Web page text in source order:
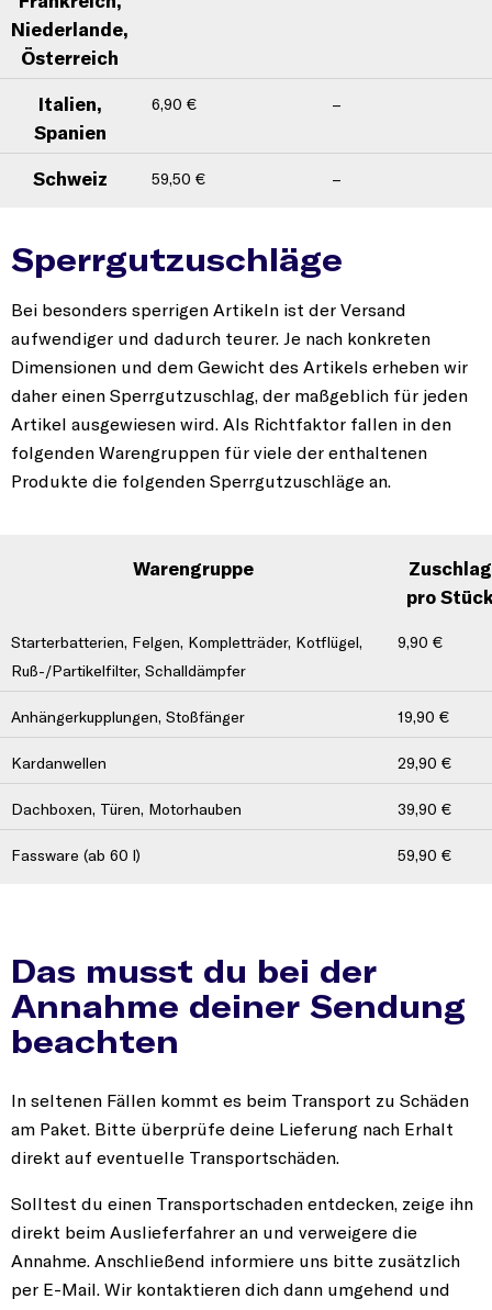
Niederlande,
Österreich
Italien,
Spanien
6,90 € –
Schweiz 59,50 € –
Sperrgutzuschläge
Bei besonders sperrigen Artikeln ist der Versand
aufwendiger und dadurch teurer. Je nach konkreten
Dimensionen und dem Gewicht des Artikels erheben wir
daher einen Sperrgutzuschlag, der maßgeblich für jeden
Artikel ausgewiesen wird. Als Richtfaktor fallen in den
folgenden Warengruppen für viele der enthaltenen
Produkte die folgenden Sperrgutzuschläge an.
nach
Warengruppe
Zuschlag
pro
Starterbatterien, Felgen, Kompletträder, Kotflügel,
Ruß-/Partikelfilter, Schalldämpfer
9,90 €
Anhängerkupplungen, Stoßfänger 19,90 €
Kardanwellen 29,90 €
Dachboxen, Türen, Motorhauben 39,90 €
Fassware (ab 60 l) 59,90 €
Das musst du bei der
Annahme deiner Sendung
beachten
In seltenen Fällen kommt es beim Transport zu Schäden
am Paket. Bitte überprüfe deine Lieferung nach Erhalt
direkt auf eventuelle Transportschäden.
Solltest du einen Transportschaden entdecken, zeige ihn
direkt beim Auslieferfahrer an und verweigere die
Annahme. Anschließend informiere uns bitte zusätzlich
per E-Mail. Wir kontaktieren dich dann umgehend und